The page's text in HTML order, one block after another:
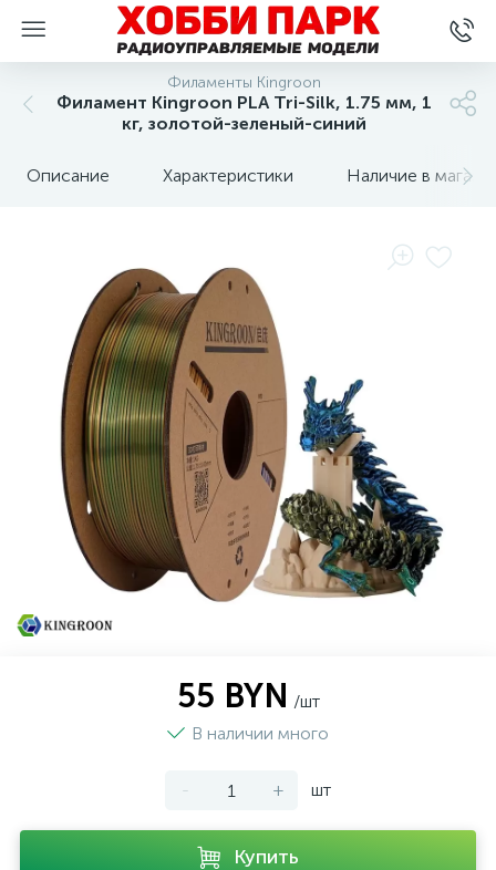
Филаменты Kingroon
Филамент Kingroon PLA Tri-Silk, 1.75 мм, 1
кг, золотой-зеленый-синий
Описание Характеристики Наличие в
55 BYN /шт
В наличии много
- + шт
Купить